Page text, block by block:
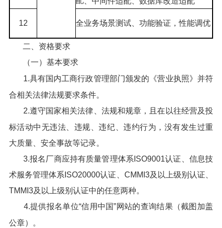
12 全业务场景测试、功能验证，性能调优
二、资格要求
（一）基本要求
1.具有国内工商行政管理部门颁发的《营业执照》并符
合相关法律法规要求条件。
2.遵守国家相关法律、法规和规章，且在以往经营及投
标活动中无违法、违规、违纪、违约行为，没有发生过重
大质量、安全事故等记录。
3.报名厂商应持有质量管理体系ISO9001认证、信息技
术服务管理体系ISO20000认证、CMMI3及以上级别认证、
TMMI3及以上级别认证中的任意两种。
4.提供报名单位“信用中国”网站的查询结果（截图加盖
公章）。